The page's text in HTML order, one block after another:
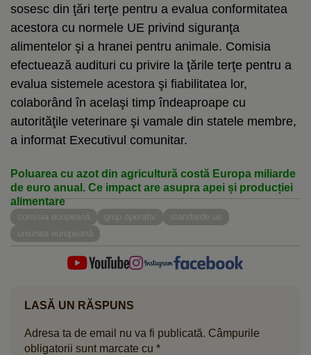
sosesc din ţări terţe pentru a evalua conformitatea
acestora cu normele UE privind siguranţa
alimentelor şi a hranei pentru animale. Comisia
efectuează audituri cu privire la ţările terţe pentru a
evalua sistemele acestora şi fiabilitatea lor,
colaborând în acelaşi timp îndeaproape cu
autorităţile veterinare şi vamale din statele membre,
a informat Executivul comunitar.
Poluarea cu azot din agricultură costă Europa miliarde
de euro anual. Ce impact are asupra apei și producției
alimentare
comisia euopeană grup operativ
standarde ue
uniunea europeană
LASĂ UN RĂSPUNS
Adresa ta de email nu va fi publicată. Câmpurile
obligatorii sunt marcate cu *